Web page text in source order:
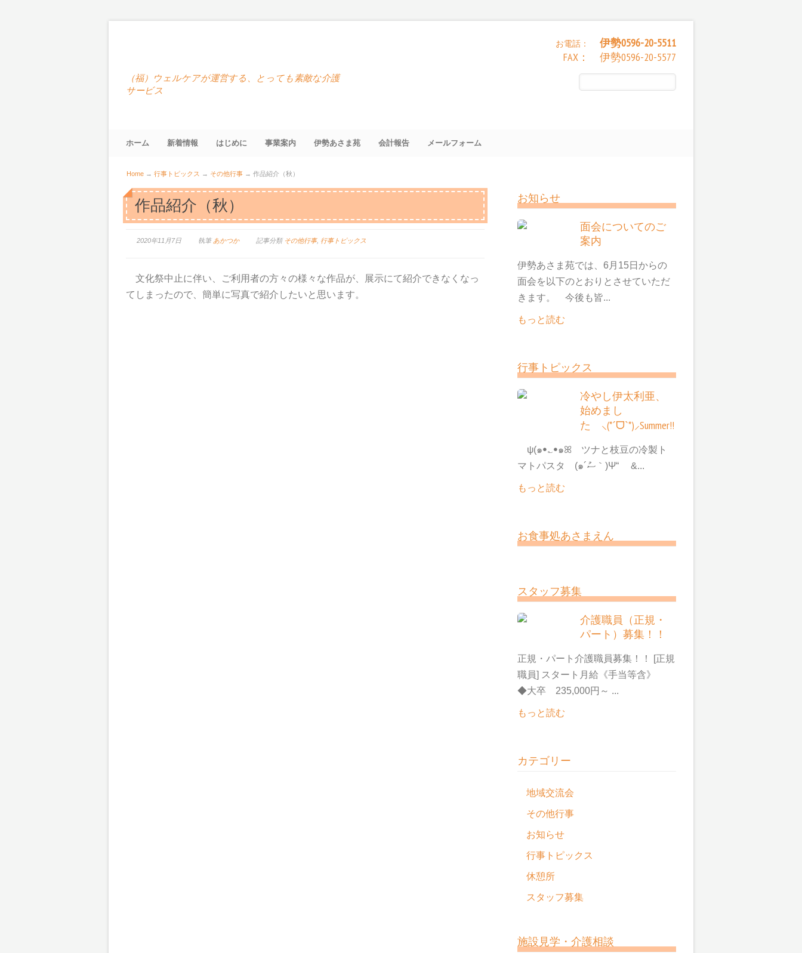
（福）ウェルケアが運営する、とっても素敵な介護
サービス
お電話：
伊勢0596-20-5511
FAX： 伊勢0596-20-5577
ホーム 新着情報 はじめに 事業案内 伊勢あさま苑 会計報告 メールフォーム
Home→ 行事トピックス → その他行事→ 作品紹介（秋）
作品紹介（秋）
2020年11月7日 執筆 あかつか 記事分類 その他行事, 行事トピックス
文化祭中止に伴い、ご利用者の方々の様々な作品が、展示にて紹介できなくなっ
てしまったので、簡単に写真で紹介したいと思います。
お知らせ
面会についてのご
案内
伊勢あさま苑では、6月15日からの
面会を以下のとおりとさせていただ
きます。 今後も皆...
もっと読む
行事トピックス
冷やし伊太利亜、
始めまし
た ⸜(*ˊᗜˋ*)⸝Summer!!
ψ(๑ꔷ؎ꔷ๑ꕤ ツナと枝豆の冷製ト
マトパスタ (๑´ސު｀)Ψ“ &...
もっと読む
お食事処あさまえん
スタッフ募集
介護職員（正規・
パート）募集！！
正規・パート介護職員募集！！ [正規
職員] スタート月給《手当等含》
◆大卒 235,000円～ ...
もっと読む
カテゴリー
地域交流会
その他行事
お知らせ
行事トピックス
休憩所
スタッフ募集
施設見学・介護相談